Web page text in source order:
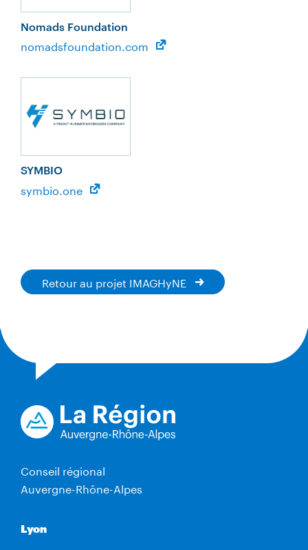
Nomads Foundation
nomadsfoundation.com
SYMBIO
symbio.one
Retour au projet IMAGHyNE
Conseil régional
Auvergne-Rhône-Alpes
Lyon